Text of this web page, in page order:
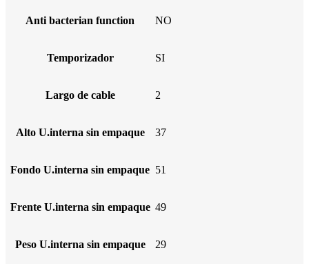
Anti bacterian function NO
Temporizador SI
Largo de cable 2
Alto U.interna sin empaque 37
Fondo U.interna sin empaque 51
Frente U.interna sin empaque 49
Peso U.interna sin empaque 29